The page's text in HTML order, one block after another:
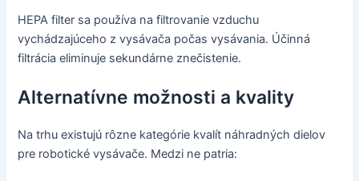
HEPA filter sa používa na filtrovanie vzduchu
vychádzajúceho z vysávača počas vysávania. Účinná
filtrácia eliminuje sekundárne znečistenie.
Alternatívne možnosti a kvality
Na trhu existujú rôzne kategórie kvalít náhradných dielov
pre robotické vysávače. Medzi ne patria: